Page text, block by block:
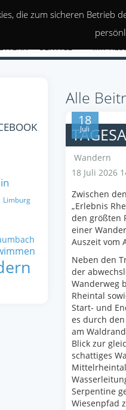
SERVICE
Alle
18
Juli
Wandern
18 Juli 2026
Zwischen
„Erlebnis
den größten
einer
Auszeit vom
Neben den
der
Wanderweg
Rheintal
Start- und
es durch
am
Blick zur
schattiges
Serpentine
Wiesenpfad
Limburg
die zum sicheren Betrieb